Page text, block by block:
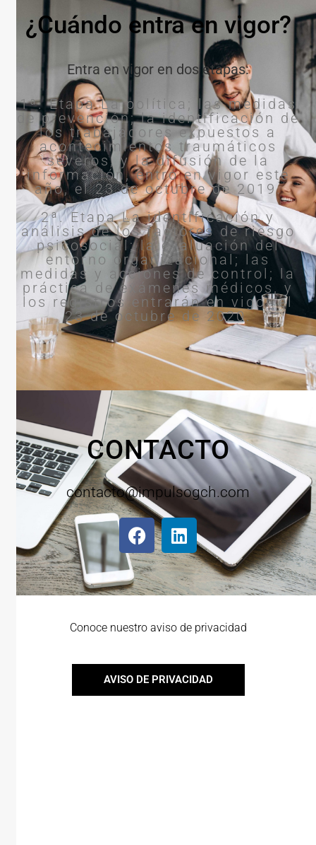
¿Cuándo entra en vigor?
Entra en vigor en dos etapas:
1ª. Etapa La política; las medidas
de prevención; la identificación de
los trabajadores expuestos a
acontecimientos traumáticos
severos, y la difusión de la
información, entró en vigor este
año, el 23 de octubre de 2019.
2ª. Etapa La identificación y
análisis de los factores de riesgo
psicosocial; la evaluación del
entorno organizacional; las
medidas y acciones de control; la
práctica de exámenes médicos, y
los registros entrarán en vigor el
23 de octubre de 2020.
CONTACTO
contacto@impulsogch.com
Conoce nuestro aviso de privacidad
AVISO DE PRIVACIDAD